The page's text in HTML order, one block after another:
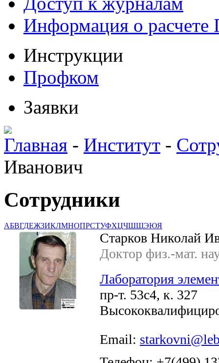
Информация о
Инструкции
Профком
Заявки
Главная - Институт -
Иванович
Сотрудники
АБВГДЕЖЗИКЛМНОПРСТУФХЦЧШЩЭЮЯ
Старков Николай
Доктор физ.-мат.
Лаборатория
пр-т. 53с4, к. 327
Email: